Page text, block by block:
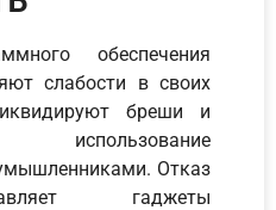
обеспечения
слабости в своих
бреши и
Отказ
гаджеты